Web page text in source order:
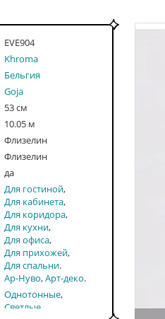
EVE904
Khroma
Бельгия
Goja
53 см
10.05 м
Флизелин
Флизелин
да
Для гостиной
Для кабинета
Для коридора
Для кухни
Для офиса
Для прихожей
Для спальни
Ар-Нуво Арт-деко
Однотонные
Светлые